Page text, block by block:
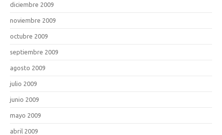
diciembre 2009
noviembre 2009
octubre 2009
septiembre 2009
agosto 2009
julio 2009
junio 2009
mayo 2009
abril 2009